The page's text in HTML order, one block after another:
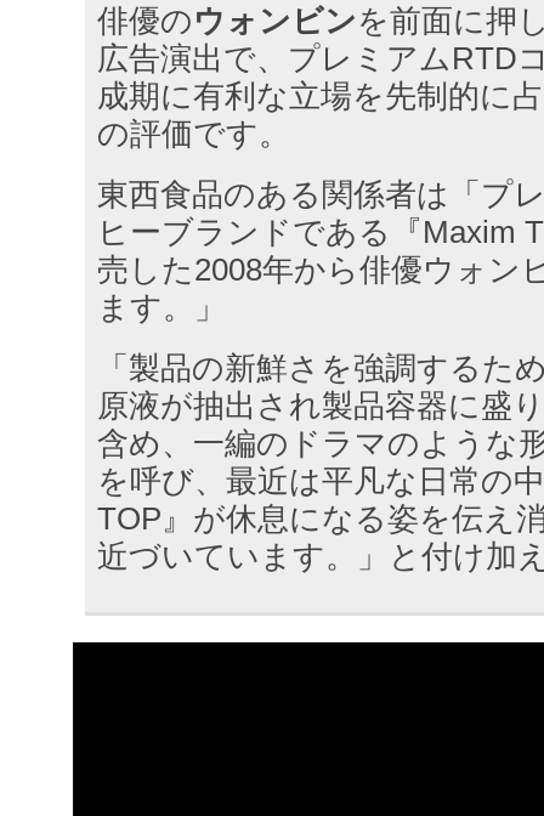
俳優のウォンビンを前面に押
広告演出で、プレミアムRTD
成期に有利な立場を先制的に
の評価です。
東西食品のある関係者は「プ
ヒーブランドである『Maxim
売した2008年から俳優ウォン
ます。」
「製品の新鮮さを強調するた
原液が抽出され製品容器に盛
含め、一編のドラマのような
を呼び、最近は平凡な日常の
TOP』が休息になる姿を伝え
近づいています。」と付け加